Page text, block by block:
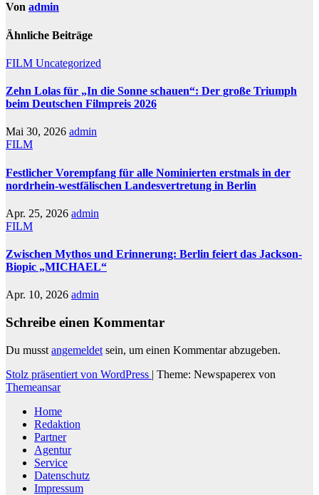
Von admin
Ähnliche Beiträge
FILM Uncategorized
Zehn Lolas für „In die Sonne schauen“: Der große Triumph
beim Deutschen Filmpreis 2026
Mai 30, 2026 admin
FILM
Festlicher Vorempfang für alle Nominierten erstmals in der
nordrhein-westfälischen Landesvertretung in Berlin
Apr. 25, 2026 admin
FILM
Zwischen Mythos und Erinnerung: Berlin feiert das Jackson-
Biopic „MICHAEL“
Apr. 10, 2026 admin
Schreibe einen Kommentar
Du musst angemeldet sein, um einen Kommentar abzugeben.
Stolz präsentiert von WordPress | Theme: Newspaperex von
Themeansar
Home
Redaktion
Partner
Agentur
Service
Datenschutz
Impressum